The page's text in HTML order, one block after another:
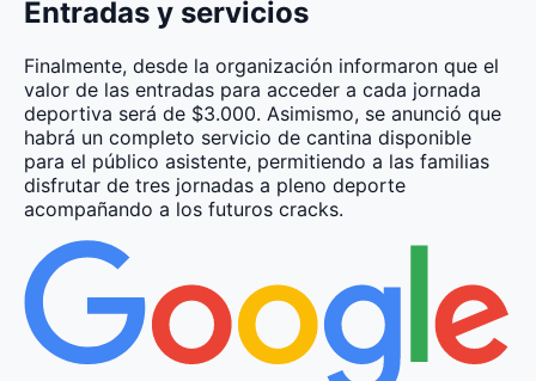
Entradas y servicios
Finalmente, desde la organización informaron que el
valor de las entradas para acceder a cada jornada
deportiva será de $3.000. Asimismo, se anunció que
habrá un completo servicio de cantina disponible
para el público asistente, permitiendo a las familias
disfrutar de tres jornadas a pleno deporte
acompañando a los futuros cracks.